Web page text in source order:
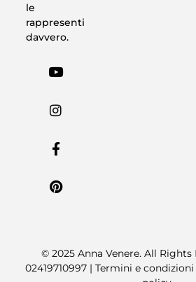
le
rappresenti
davvero.
© 2025 Anna Venere. All Rights
02419710997 | Termini e